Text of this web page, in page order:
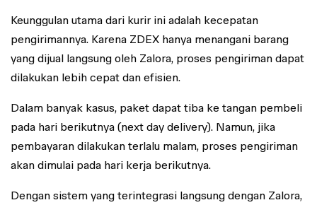
Keunggulan utama dari kurir ini adalah kecepatan
pengirimannya. Karena ZDEX hanya menangani barang
yang dijual langsung oleh Zalora, proses pengiriman dapat
dilakukan lebih cepat dan efisien.
Dalam banyak kasus, paket dapat tiba ke tangan pembeli
pada hari berikutnya (next day delivery). Namun, jika
pembayaran dilakukan terlalu malam, proses pengiriman
akan dimulai pada hari kerja berikutnya.
Dengan sistem yang terintegrasi langsung dengan Zalora,